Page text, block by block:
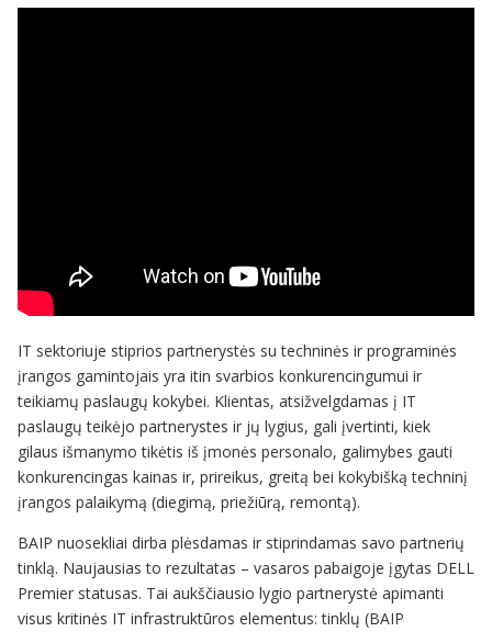
IT sektoriuje stiprios partnerystės su techninės ir programinės
įrangos gamintojais yra itin svarbios konkurencingumui ir
teikiamų paslaugų kokybei. Klientas, atsižvelgdamas į IT
paslaugų teikėjo partnerystes ir jų lygius, gali įvertinti, kiek
gilaus išmanymo tikėtis iš įmonės personalo, galimybes gauti
konkurencingas kainas ir, prireikus, greitą bei kokybišką techninį
įrangos palaikymą (diegimą, priežiūrą, remontą).
BAIP nuosekliai dirba plėsdamas ir stiprindamas savo partnerių
tinklą. Naujausias to rezultatas – vasaros pabaigoje įgytas DELL
Premier statusas. Tai aukščiausio lygio partnerystė apimanti
visus kritinės IT infrastruktūros elementus: tinklų (BAIP